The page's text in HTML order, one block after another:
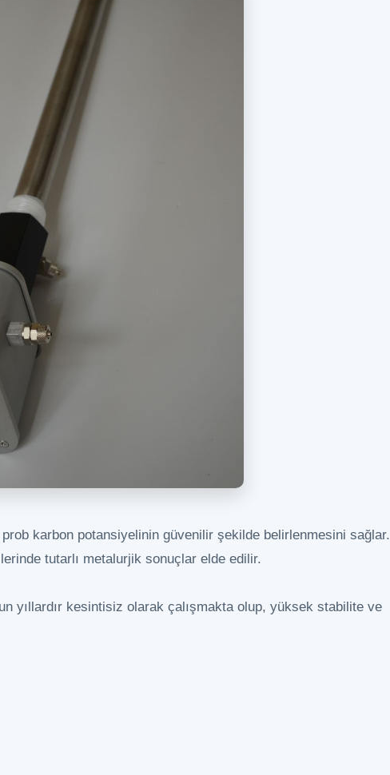
prob karbon potansiyelinin güvenilir şekilde belirlenmesini sağlar.
tutarlı metalurjik sonuçlar elde edilir.
yıllardır kesintisiz olarak çalışmakta olup, yüksek stabilite ve